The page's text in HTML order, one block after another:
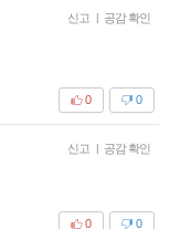
신고 | 공감 확인
0
0
신고 | 공감 확인
0
0